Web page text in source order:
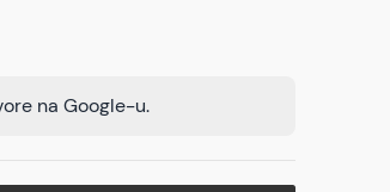
na Google-u.